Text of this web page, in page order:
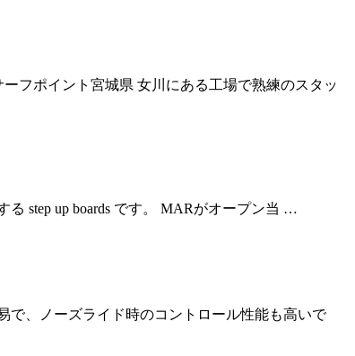
フポイント宮城県 女川にある工場で熟練のスタッ
step up boards です。 MARがオープン当 …
で、ノーズライド時のコントロール性能も高いで